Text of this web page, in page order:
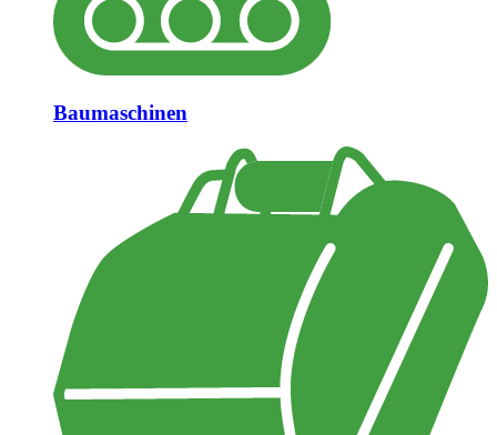
Baumaschinen